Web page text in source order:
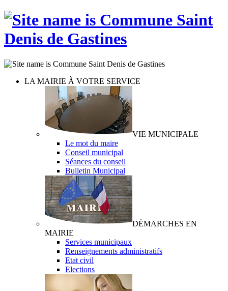
LA MAIRIE À VOTRE SERVICE
VIE MUNICIPALE
Le mot du maire
Conseil municipal
Séances du conseil
Bulletin Municipal
DÉMARCHES EN
MAIRIE
Services municipaux
Renseignements administratifs
Etat civil
Elections